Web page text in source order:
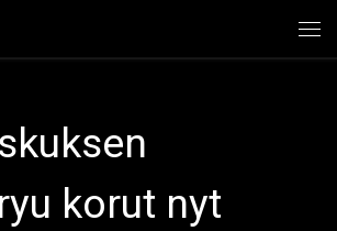
korut nyt